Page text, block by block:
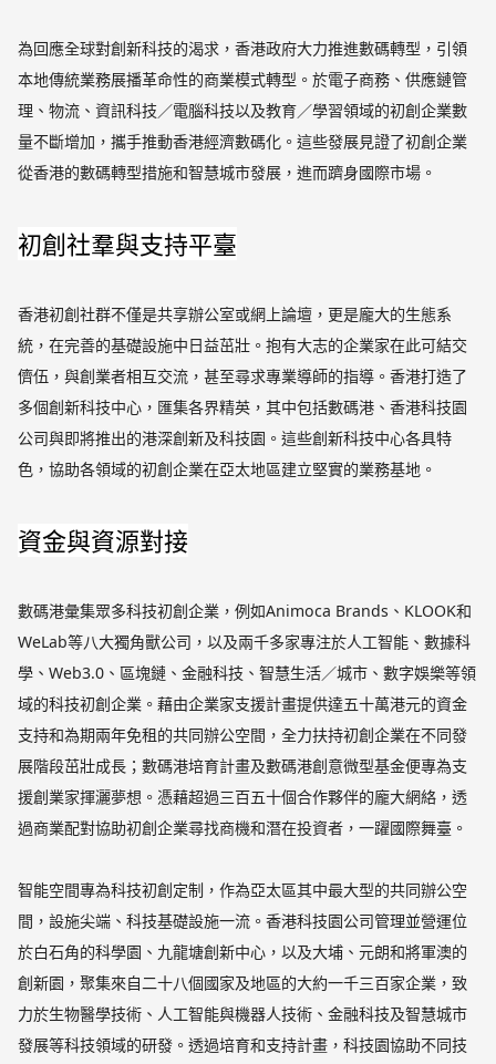
為回應全球對創新科技的渴求，香港政府大力推進數碼轉型，引領
本地傳統業務展播革命性的商業模式轉型。於電子商務、供應鏈管
理、物流、資訊科技／電腦科技以及教育／學習領域的初創企業數
量不斷增加，攜手推動香港經濟數碼化。這些發展見證了初創企業
從香港的數碼轉型措施和智慧城市發展，進而躋身國際市場。
初創社羣與支持平臺
香港初創社群不僅是共享辦公室或網上論壇，更是龐大的生態系
統，在完善的基礎設施中日益茁壯。抱有大志的企業家在此可結交
儕伍，與創業者相互交流，甚至尋求專業導師的指導。香港打造了
多個創新科技中心，匯集各界精英，其中包括數碼港、香港科技園
公司與即將推出的港深創新及科技園。這些創新科技中心各具特
色，協助各領域的初創企業在亞太地區建立堅實的業務基地。
資金與資源對接
數碼港彙集眾多科技初創企業，例如Animoca Brands、KLOOK和
WeLab等八大獨角獸公司，以及兩千多家專注於人工智能、數據科
學、Web3.0、區塊鏈、金融科技、智慧生活／城市、數字娛樂等領
域的科技初創企業。藉由企業家支援計畫提供達五十萬港元的資金
支持和為期兩年免租的共同辦公空間，全力扶持初創企業在不同發
展階段茁壯成長；數碼港培育計畫及數碼港創意微型基金便專為支
援創業家揮灑夢想。憑藉超過三百五十個合作夥伴的龐大網絡，透
過商業配對協助初創企業尋找商機和潛在投資者，一躍國際舞臺。
智能空間專為科技初創定制，作為亞太區其中最大型的共同辦公空
間，設施尖端、科技基礎設施一流。香港科技園公司管理並營運位
於白石角的科學園、九龍塘創新中心，以及大埔、元朗和將軍澳的
創新園，聚集來自二十八個國家及地區的大約一千三百家企業，致
力於生物醫學技術、人工智能與機器人技術、金融科技及智慧城市
發展等科技領域的研發。透過培育和支持計畫，科技園協助不同技